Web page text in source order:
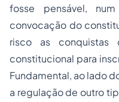
fosse pensável,
convocação do
risco as conquistas
constitucional para
Fundamental, ao lado
a regulação de outro